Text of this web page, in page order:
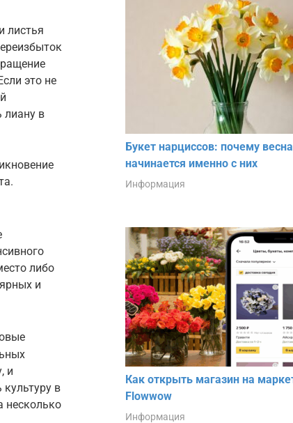
листья
это не
лиану в
либо
и
и
в
несколько
Букет нарциссов: почему весна
начинается именно с них
Информация
Как открыть магазин на
Flowwow
Информация